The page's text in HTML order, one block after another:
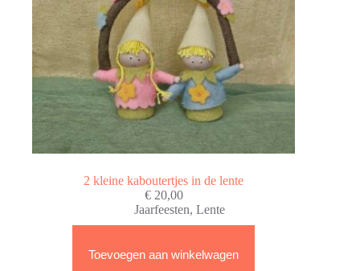
2 kleine kaboutertjes in de lente
€20,00
Jaarfeesten,Lente
Toevoegen aan winkelwagen